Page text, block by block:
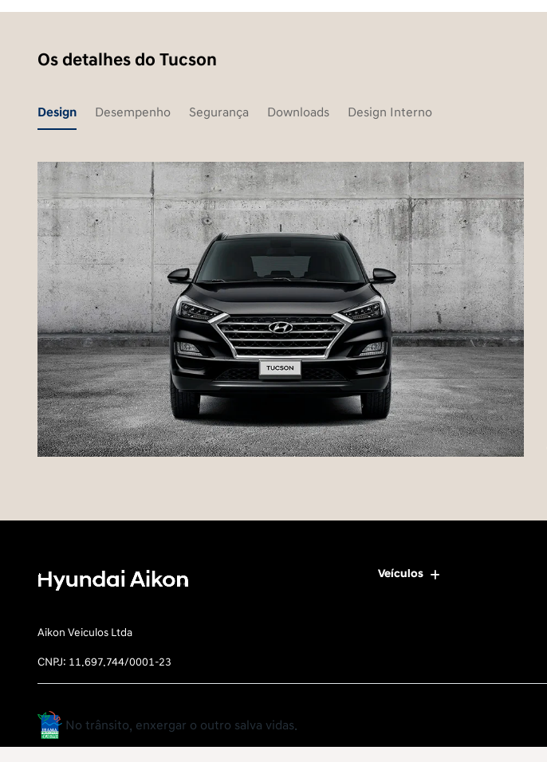
Os detalhes do Tucson
Design Desempenho Segurança Downloads Design Interno
Veículos
Aikon Veiculos Ltda
CNPJ: 11.697.744/0001-23
No trânsito, enxergar o outro salva vidas.